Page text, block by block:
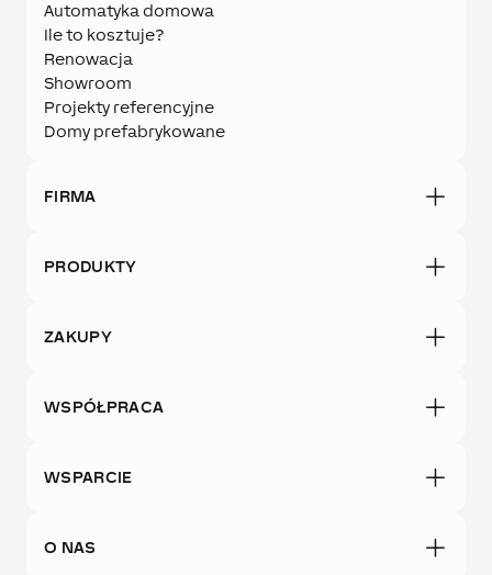
Automatyka domowa
Ile to kosztuje?
Renowacja
Showroom
Projekty referencyjne
Domy prefabrykowane
FIRMA
PRODUKTY
ZAKUPY
WSPÓŁPRACA
WSPARCIE
O NAS